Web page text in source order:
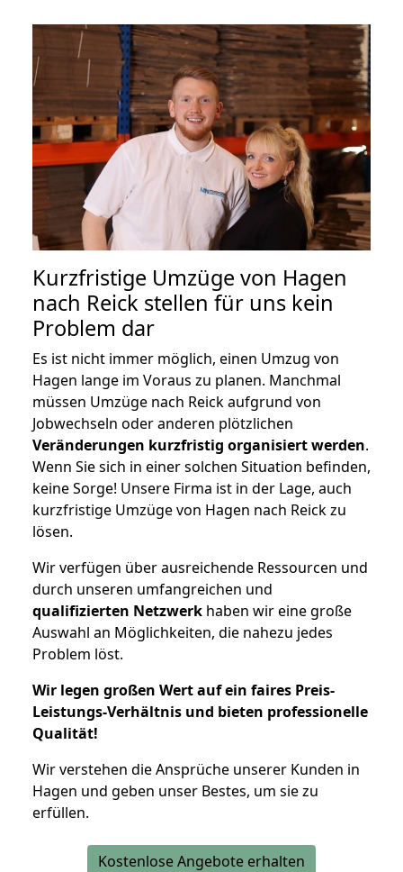
Kurzfristige Umzüge von Hagen
nach Reick stellen für uns kein
Problem dar
Es ist nicht immer möglich, einen Umzug von
Hagen lange im Voraus zu planen. Manchmal
müssen Umzüge nach Reick aufgrund von
Jobwechseln oder anderen plötzlichen
Veränderungen kurzfristig organisiert werden.
Wenn Sie sich in einer solchen Situation befinden,
keine Sorge! Unsere Firma ist in der Lage, auch
kurzfristige Umzüge von Hagen nach Reick zu
lösen.
Wir verfügen über ausreichende Ressourcen und
durch unseren umfangreichen und
qualifizierten Netzwerk haben wir eine große
Auswahl an Möglichkeiten, die nahezu jedes
Problem löst.
Wir legen großen Wert auf ein faires Preis-
Leistungs-Verhältnis und bieten professionelle
Qualität!
Wir verstehen die Ansprüche unserer Kunden in
Hagen und geben unser Bestes, um sie zu
erfüllen.
Kostenlose Angebote erhalten